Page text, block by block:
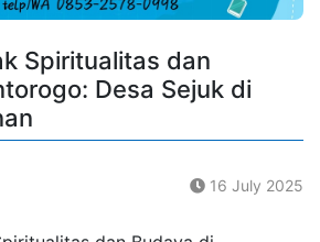
Spiritualitas dan
Desa Sejuk di
16 July 2025